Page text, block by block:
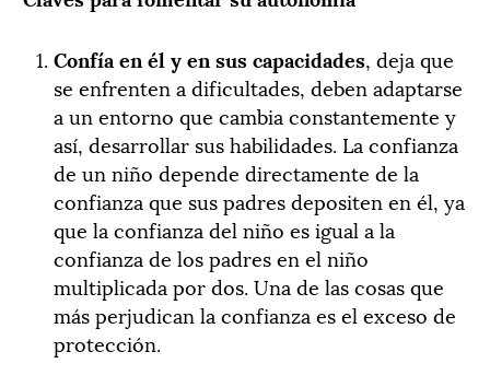
Confía en él y en sus capacidades, deja que
se enfrenten a dificultades, deben adaptarse
a un entorno que cambia constantemente y
así, desarrollar sus habilidades. La confianza
de un niño depende directamente de la
confianza que sus padres depositen en él, ya
que la confianza del niño es igual a la
confianza de los padres en el niño
multiplicada por dos. Una de las cosas que
más perjudican la confianza es el exceso de
protección.